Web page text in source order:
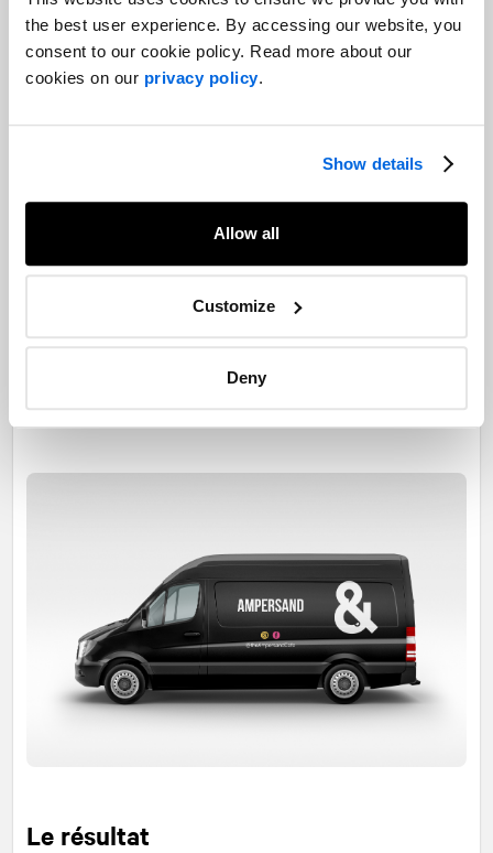
the best user experience. By accessing our website, you
consent to our cookie policy. Read more about our
cookies on our privacy policy.
Show details
Allow all
Customize
Deny
Le résultat